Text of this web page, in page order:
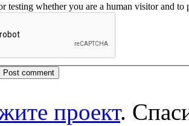
testing whether you are a human visitor and to
проект.